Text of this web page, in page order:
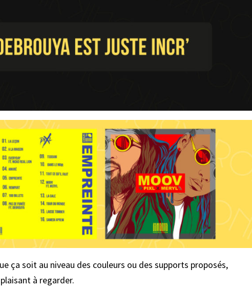
ça soit au niveau des couleurs ou des supports proposés,
à regarder.